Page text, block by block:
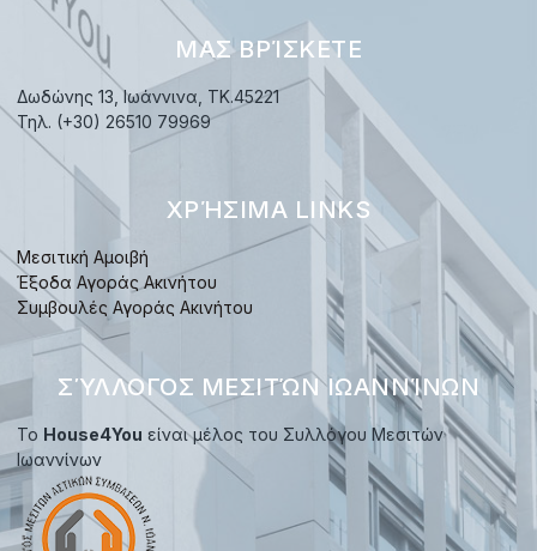
ΜΑΣ ΒΡΊΣΚΕΤΕ
Δωδώνης 13, Ιωάννινα, TK.45221
Τηλ. (+30) 26510 79969
ΧΡΉΣΙΜΑ LINKS
Μεσιτική Αμοιβή
Έξοδα Αγοράς Ακινήτου
Συμβουλές Αγοράς Ακινήτου
ΣΎΛΛΟΓΟΣ ΜΕΣΙΤΏΝ ΙΩΑΝΝΊΝΩΝ
Το House4You είναι μέλος του Συλλόγου Μεσιτών
Ιωαννίνων